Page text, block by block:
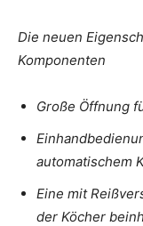
Die neuen
Komponenten
Große Öffnung
automatischem
Eine mit
der Köcher